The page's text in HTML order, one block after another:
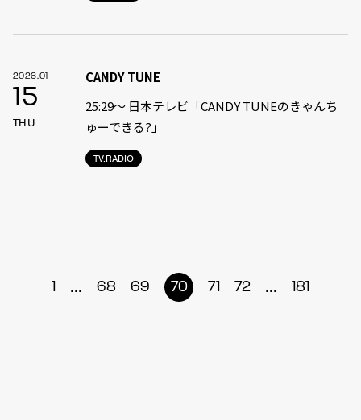
2026.01
15
THU
TV.RADIO
CANDY TUNE
25:29〜 日本テレビ「CANDY TUNEのきゃんち
ゅーできる?」
1 ... 68 69 70 71 72 ... 181